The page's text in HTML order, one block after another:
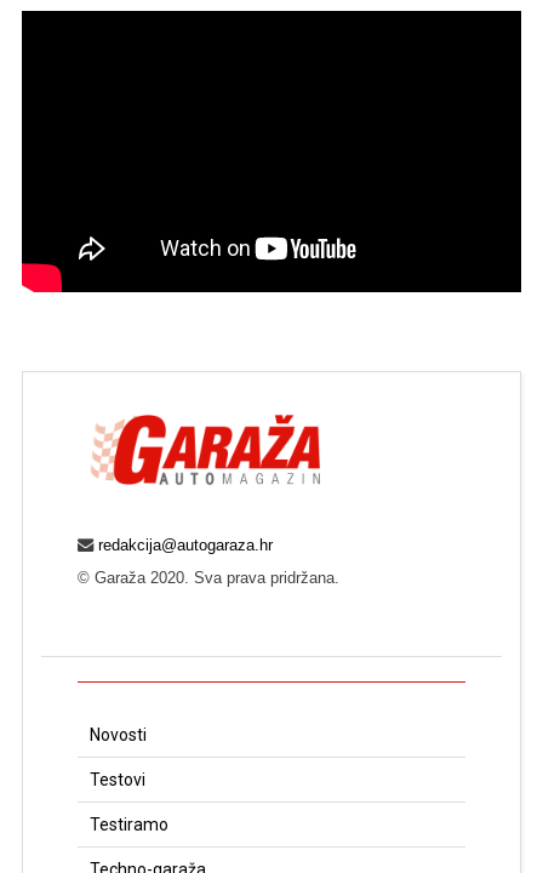
redakcija@autogaraza.hr
© Garaža 2020. Sva prava pridržana.
Novosti
Testovi
Testiramo
Techno-garaža